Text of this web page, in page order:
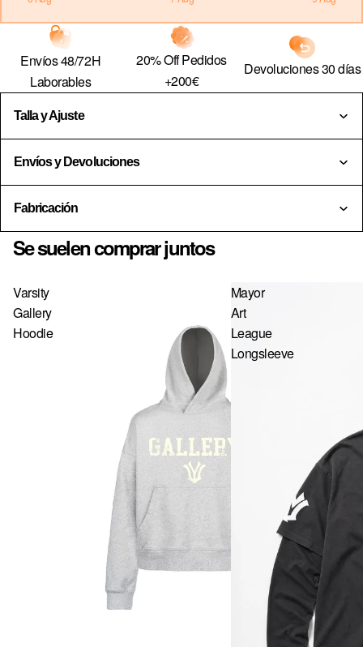
SE · KR — SUECIA
Envíos 48/72H
Laborables
20% Off Pedidos
+200€
Devoluciones 30 días
Talla y Ajuste
Envíos y Devoluciones
Fabricación
Se suelen comprar juntos
Varsity
Gallery
Hoodie
Mayor
Art
League
Longsleeve